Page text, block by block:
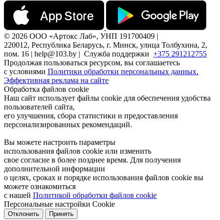
© 2026 ООО «Артокс Лаб», УНП 191700409 |
220012, Республика Беларусь, г. Минск, улица Толбухина, 2,
пом. 16 | help@103.by | Служба поддержки +375 291212755
Продолжая пользоваться ресурсом, вы соглашаетесь
с условиями Политики обработки персональных данных.
Эффективная реклама на сайте
Обработка файлов cookie
Наш сайт использует файлы cookie для обеспечения удобства
пользователей сайта,
его улучшения, сбора статистики и предоставления
персонализированных рекомендаций.
Вы можете настроить параметры
использования файлов cookie или изменить
свое согласие в более позднее время. Для получения
дополнительной информации
о целях, сроках и порядке использования файлов cookie вы
можете ознакомиться
с нашей Политикой обработки файлов cookie
Персональные настройки Cookie
Отклонить Принять